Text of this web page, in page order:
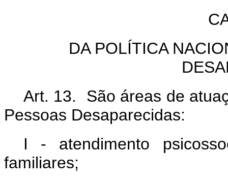
DA POLÍTICA
Art. 13. São áreas de
Pessoas Desaparecidas:
I - atendimento
familiares;